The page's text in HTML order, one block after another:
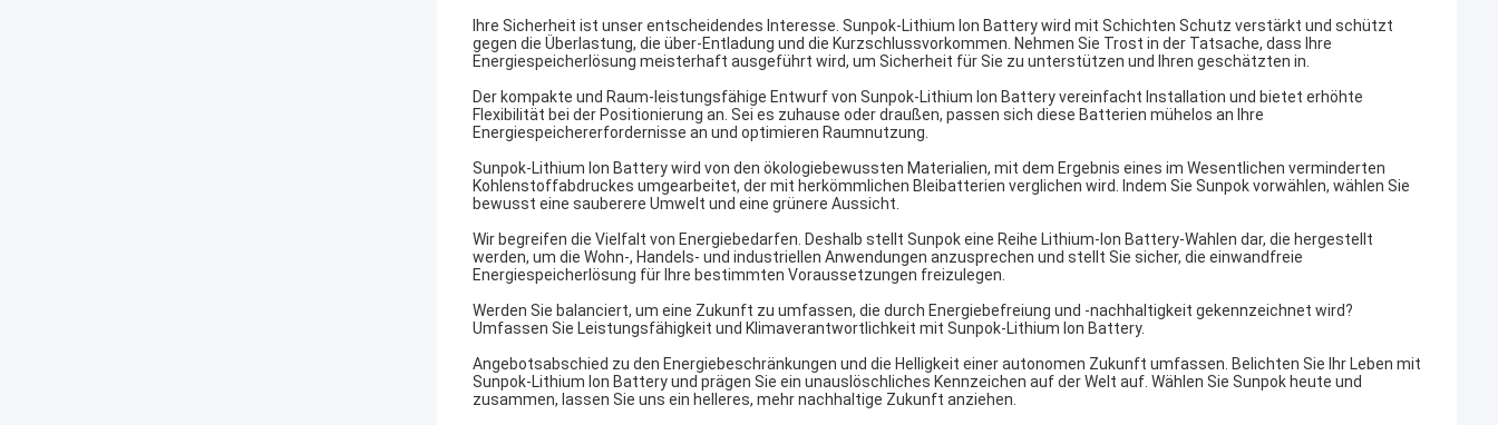
Ihre Sicherheit ist unser entscheidendes Interesse. Sunpok-Lithium Ion Battery wird mit Schichten Schutz verstärkt und schützt
gegen die Überlastung, die über-Entladung und die Kurzschlussvorkommen. Nehmen Sie Trost in der Tatsache, dass Ihre
Energiespeicherlösung meisterhaft ausgeführt wird, um Sicherheit für Sie zu unterstützen und Ihren geschätzten in.
Der kompakte und Raum-leistungsfähige Entwurf von Sunpok-Lithium Ion Battery vereinfacht Installation und bietet erhöhte
Flexibilität bei der Positionierung an. Sei es zuhause oder draußen, passen sich diese Batterien mühelos an Ihre
Energiespeichererfordernisse an und optimieren Raumnutzung.
Sunpok-Lithium Ion Battery wird von den ökologiebewussten Materialien, mit dem Ergebnis eines im Wesentlichen verminderten
Kohlenstoffabdruckes umgearbeitet, der mit herkömmlichen Bleibatterien verglichen wird. Indem Sie Sunpok vorwählen, wählen Sie
bewusst eine sauberere Umwelt und eine grünere Aussicht.
Wir begreifen die Vielfalt von Energiebedarfen. Deshalb stellt Sunpok eine Reihe Lithium-Ion Battery-Wahlen dar, die hergestellt
werden, um die Wohn-, Handels- und industriellen Anwendungen anzusprechen und stellt Sie sicher, die einwandfreie
Energiespeicherlösung für Ihre bestimmten Voraussetzungen freizulegen.
Werden Sie balanciert, um eine Zukunft zu umfassen, die durch Energiebefreiung und -nachhaltigkeit gekennzeichnet wird?
Umfassen Sie Leistungsfähigkeit und Klimaverantwortlichkeit mit Sunpok-Lithium Ion Battery.
Angebotsabschied zu den Energiebeschränkungen und die Helligkeit einer autonomen Zukunft umfassen. Belichten Sie Ihr Leben mit
Sunpok-Lithium Ion Battery und prägen Sie ein unauslöschliches Kennzeichen auf der Welt auf. Wählen Sie Sunpok heute und
zusammen, lassen Sie uns ein helleres, mehr nachhaltige Zukunft anziehen.